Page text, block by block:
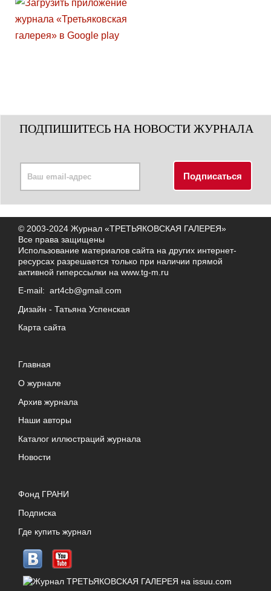
ПОДПИШИТЕСЬ НА НОВОСТИ ЖУРНАЛА
© 2003-2024 Журнал «ТРЕТЬЯКОВСКАЯ ГАЛЕРЕЯ»
Все права защищены
Использование материалов сайта на других интернет-
ресурсах разрешается только при наличии прямой
активной гиперссылки на www.tg-m.ru
E-mail: art4cb@gmail.com
Дизайн - Татьяна Успенская
Карта сайта
Главная
О журнале
Архив журнала
Наши авторы
Каталог иллюстраций журнала
Новости
Фонд ГРАНИ
Подписка
Где купить журнал